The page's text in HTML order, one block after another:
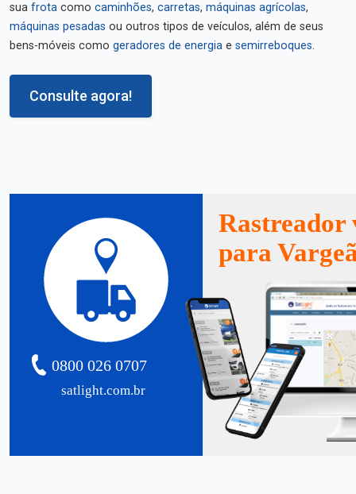
sua frota como caminhões, carretas, máquinas agrícolas,
máquinas pesadas ou outros tipos de veículos, além de seus
bens-móveis como geradores de energia e semirreboques.
Consulte agora!
satlight.com.br
0800 026 0707
Rastreador
para